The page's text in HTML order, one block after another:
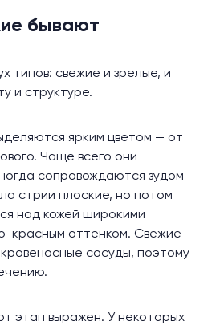
бывают
типов: свежие и зрелые, и
и структуре.
ярким цветом — от
Чаще всего они
сопровождаются зудом
стрии плоские, но потом
над кожей широкими
красным оттенком. Свежие
сосуды, поэтому
этап выражен. У некоторых